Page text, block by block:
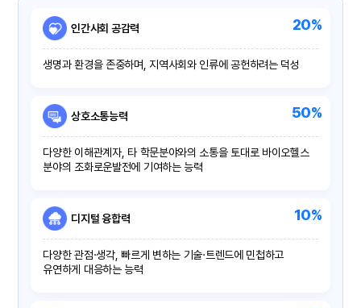
인간사회 공감력
생명과 환경을 존중하며, 지역사회와 인류에 공헌하려는 덕성
20%
상호소통능력
다양한 이해관계자, 타 학문분야와의 소통을 토대로 바이오헬스
분야의 조화로운발전에 기여하는 능력
50%
디지털 융합력
다양한 관점·생각, 빠르게 변하는 기술·트렌드에 민첩하고
유연하게 대응하는 능력
10%